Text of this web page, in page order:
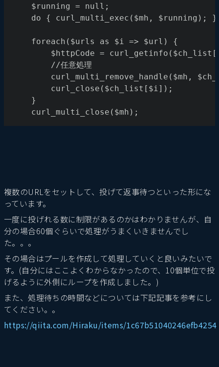
	$running = null;
do { curl_multi_exec($mh, $running);
	foreach($urls as $i => $url) {
$httpCode =
		//任意処理
curl_multi_remove_handle($mh,
		curl_close($ch_list[$i]);
	}
	curl_multi_close($mh);
複数のURLをセットして、投げて返事待つといった形にな
っています。
一度に投げれる数に制限があるのかはわかりませんが、自
分の場合60個ぐらいで処理がうまくいきませんでし
た。。。
その場合はプールを作成して処理していくと良いみたいで
す。(自分にはここよくわからなかったので、10個単位で投
げるように外側にループを作成しました。)
また、処理待ちの時間などについては下記記事を参考にし
てください。。
https://qiita.com/Hiraku/items/1c67b51040246efb4254